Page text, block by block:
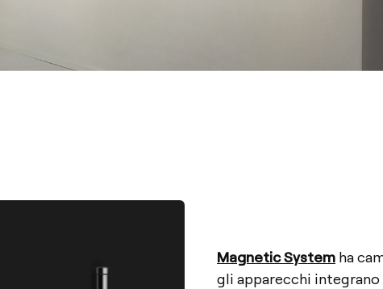
Magnetic System ha
gli apparecchi